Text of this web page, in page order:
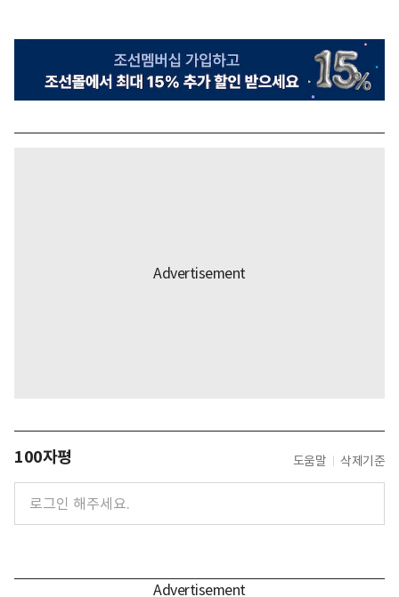
100자평 도움말 삭제기준